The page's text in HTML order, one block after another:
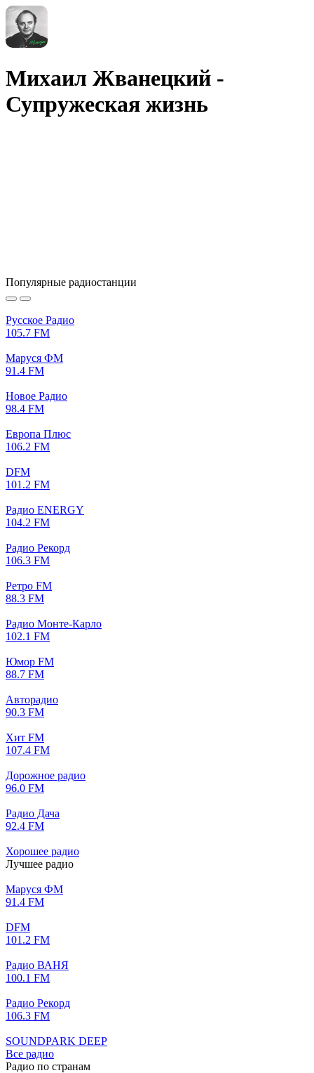
Михаил Жванецкий -
Супружеская жизнь
Популярные радиостанции
Русское Радио
105.7 FM
Маруся ФМ
91.4 FM
Новое Радио
98.4 FM
Европа Плюс
106.2 FM
DFM
101.2 FM
Радио ENERGY
104.2 FM
Радио Рекорд
106.3 FM
Ретро FM
88.3 FM
Радио Монте-Карло
102.1 FM
Юмор FM
88.7 FM
Авторадио
90.3 FM
Хит FM
107.4 FM
Дорожное радио
96.0 FM
Радио Дача
92.4 FM
Хорошее радио
Лучшее радио
Маруся ФМ
91.4 FM
DFM
101.2 FM
Радио ВАНЯ
100.1 FM
Радио Рекорд
106.3 FM
SOUNDPARK DEEP
Все радио
Радио по странам